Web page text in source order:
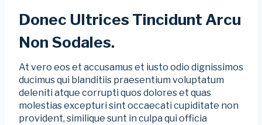
Donec Ultrices Tincidunt Arcu
Non Sodales.
At vero eos et accusamus et iusto odio dignissimos
ducimus qui blanditiis praesentium voluptatum
deleniti atque corrupti quos dolores et quas
molestias excepturi sint occaecati cupiditate non
provident, similique sunt in culpa qui officia